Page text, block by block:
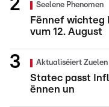
Seelene Phenomen
Fënnef wichteg
vum 12. August
Aktualiséiert Zuelen
Statec passt
ënnen un